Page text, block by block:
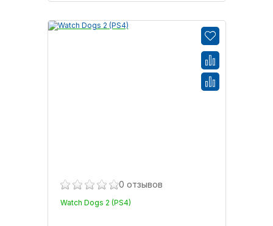
0 отзывов
Watch Dogs 2 (PS4)